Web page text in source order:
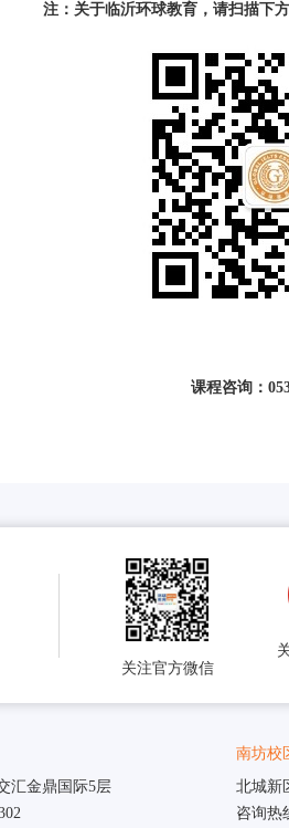
注：关于临沂环球教育，请扫描下
课程咨询：
关注官方微信
汇金鼎国际5层
南坊校
北城新
咨询热